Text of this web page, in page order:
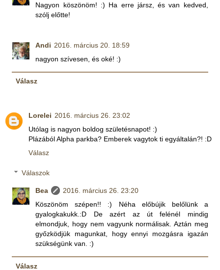
Nagyon köszönöm! :) Ha erre jársz, és van kedved,
szólj előtte!
Andi 2016. március 20. 18:59
nagyon szívesen, és oké! :)
Válasz
Lorelei 2016. március 26. 23:02
Utólag is nagyon boldog születésnapot! :)
Plázából Alpha parkba? Emberek vagytok ti egyáltalán?! :D
Válasz
Válaszok
Bea
2016. március 26. 23:20
Köszönöm szépen!! :) Néha előbújik belőlünk a
gyalogkakukk.:D De azért az út felénél mindig
elmondjuk, hogy nem vagyunk normálisak. Aztán meg
győzködjük magunkat, hogy ennyi mozgásra igazán
szükségünk van. :)
Válasz